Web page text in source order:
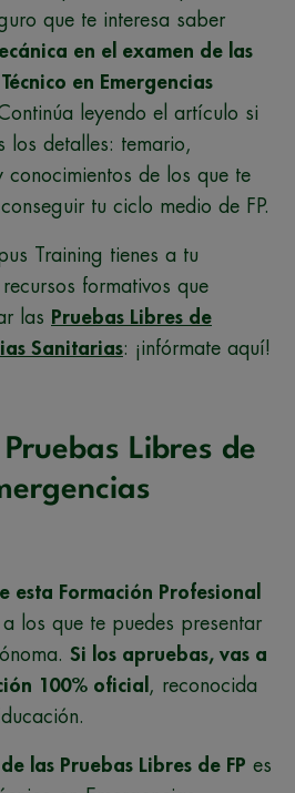
que te interesa saber
en el examen de las
en Emergencias
leyendo el artículo si
los detalles: temario,
conocimientos de los que te
tu ciclo medio de FP.
Training tienes a tu
formativos que
las Pruebas Libres de
Sanitarias: ¡infórmate aquí!
Libres de
esta Formación Profesional
los que te puedes presentar
Si los apruebas, vas a
100% oficial , reconocida
las Pruebas Libres de FP es